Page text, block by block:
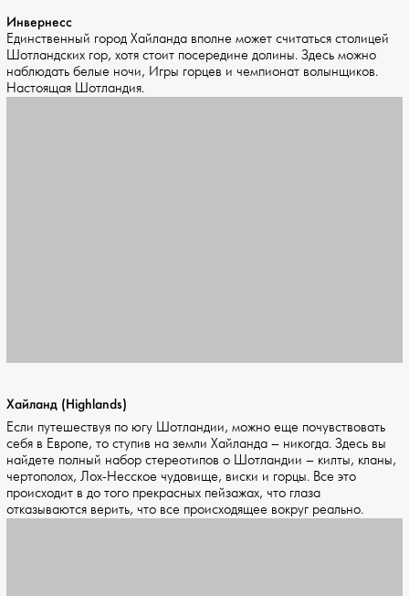
Инвернесс
Единственный город Хайланда вполне может считаться столицей
Шотландских гор, хотя стоит посередине долины. Здесь можно
наблюдать белые ночи, Игры горцев и чемпионат волынщиков.
Настоящая Шотландия.
Хайланд (Highlands)
Если путешествуя по югу Шотландии, можно еще почувствовать
себя в Европе, то ступив на земли Хайланда – никогда. Здесь вы
найдете полный набор стереотипов о Шотландии – килты, кланы,
чертополох, Лох-Несское чудовище, виски и горцы. Все это
происходит в до того прекрасных пейзажах, что глаза
отказываются верить, что все происходящее вокруг реально.